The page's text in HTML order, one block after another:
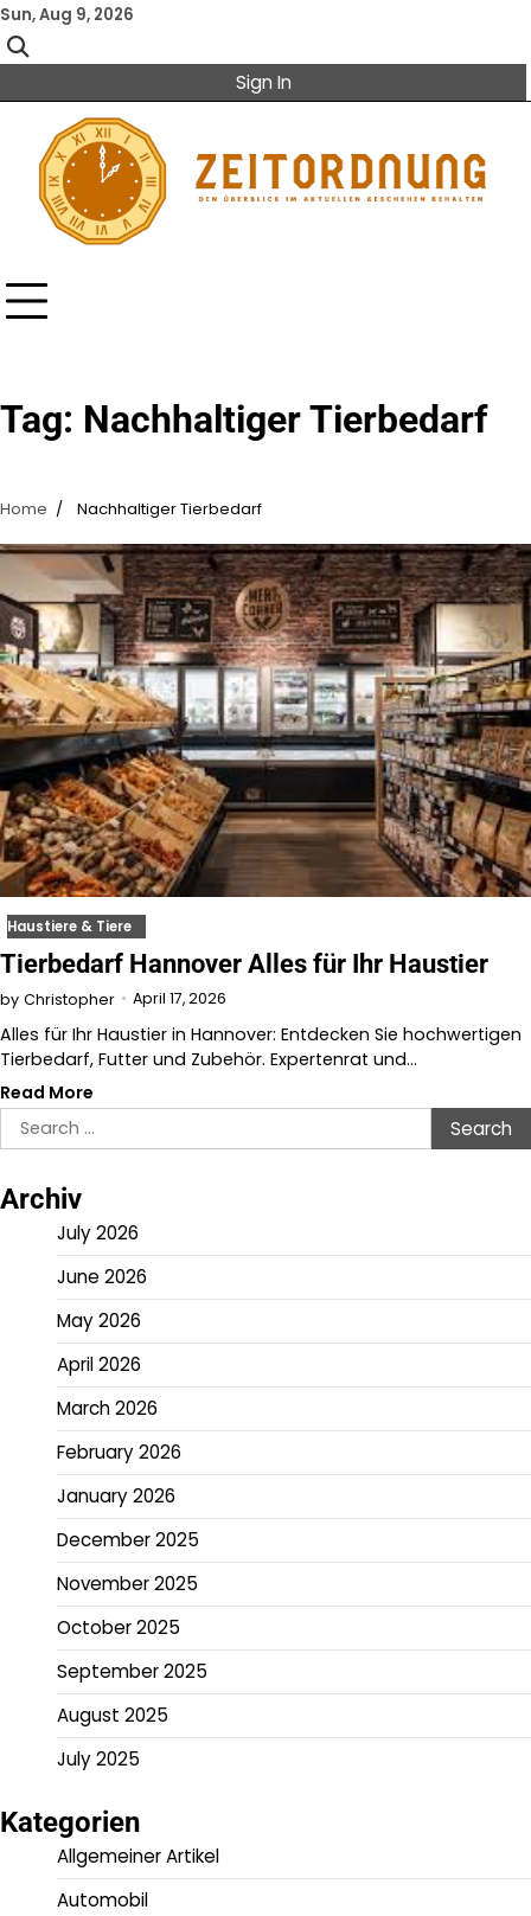
Skip
to
content
Sun, Aug 9, 2026
Sign In
Tag: Nachhaltiger Tierbedarf
Home Nachhaltiger Tierbedarf
Haustiere & Tiere
Tierbedarf Hannover Alles für Ihr Haustier
by Christopher April 17, 2026
Alles für Ihr Haustier in Hannover: Entdecken Sie hochwertigen
Tierbedarf, Futter und Zubehör. Expertenrat und…
Read More
Search
for:
Archiv
July 2026
June 2026
May 2026
April 2026
March 2026
February 2026
January 2026
December 2025
November 2025
October 2025
September 2025
August 2025
July 2025
Kategorien
Allgemeiner Artikel
Automobil